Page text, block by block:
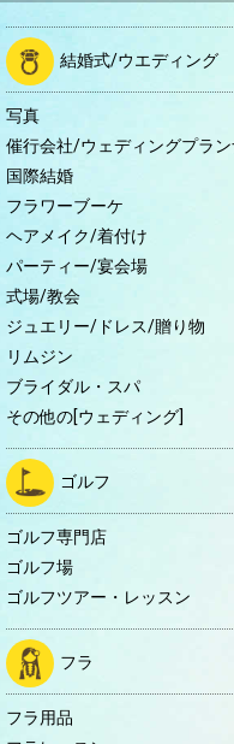
結婚式/ウエディング
写真
催行会社/ウェディングプラン
国際結婚
フラワーブーケ
ヘアメイク/着付け
パーティー/宴会場
式場/教会
ジュエリー/ドレス/贈り物
リムジン
ブライダル・スパ
その他の[ウェディング]
ゴルフ
ゴルフ専門店
ゴルフ場
ゴルフツアー・レッスン
フラ
フラ用品